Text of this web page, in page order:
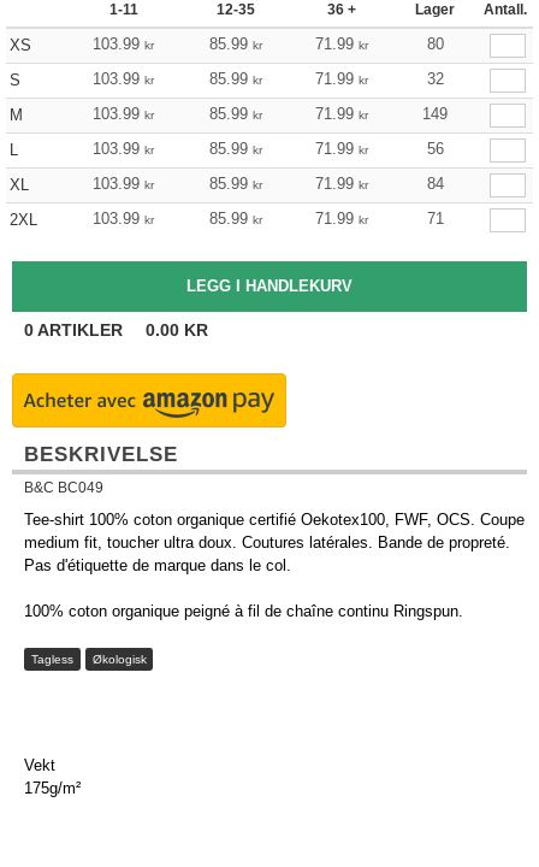
1-11 12-35 36 + Lager Antall.
XS 103.99 kr 85.99 kr 71.99 kr
80
S
103.99 kr 85.99 kr 71.99 kr
32
M
103.99 kr 85.99 kr 71.99 kr
149
L
103.99 kr 85.99 kr 71.99 kr
56
XL
103.99 kr 85.99 kr 71.99 kr
84
2XL
103.99 kr 85.99 kr 71.99 kr 71
0ARTIKLER 0.00 KR
BESKRIVELSE
B&C BC049
Tee-shirt 100% coton organique certifié Oekotex100, FWF, OCS. Coupe
medium fit, toucher ultra doux. Coutures latérales. Bande de propreté.
Pas d'étiquette de marque dans le col.
100% coton organique peigné à fil de chaîne continu Ringspun.
Tagless Økologisk
Vekt
175g/m²